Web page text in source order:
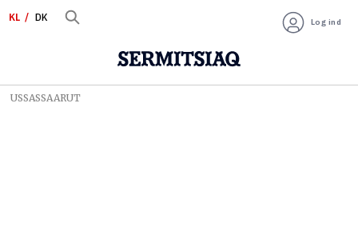
KL DK Log ind
USSASSAARUT